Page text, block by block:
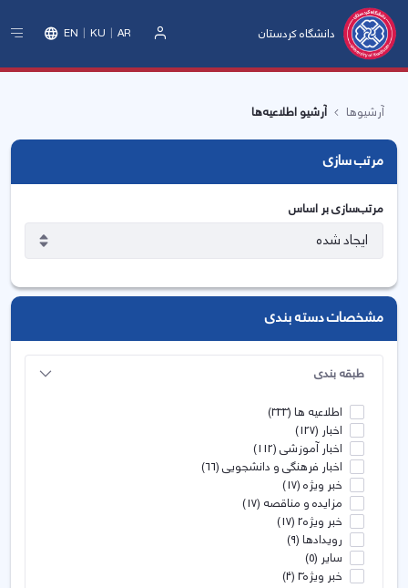
دانشگاه کردستان EN KU AR
آرشیوها آرشیو اطلاعیه‌ها
مرتب سازی
مرتب‌سازی بر اساس
مشخصات دسته بندی
طبقه بندی
اطلاعیه ها(333)
اخبار (127)
اخبار آموزشی(112)
اخبار فرهنگی و دانشجویی(66)
خبر ویژه(17)
مزایده و مناقصه (17)
خبر ویژه2 (17)
رویدادها(9)
سایر (5)
خبر ویژه3 (4)